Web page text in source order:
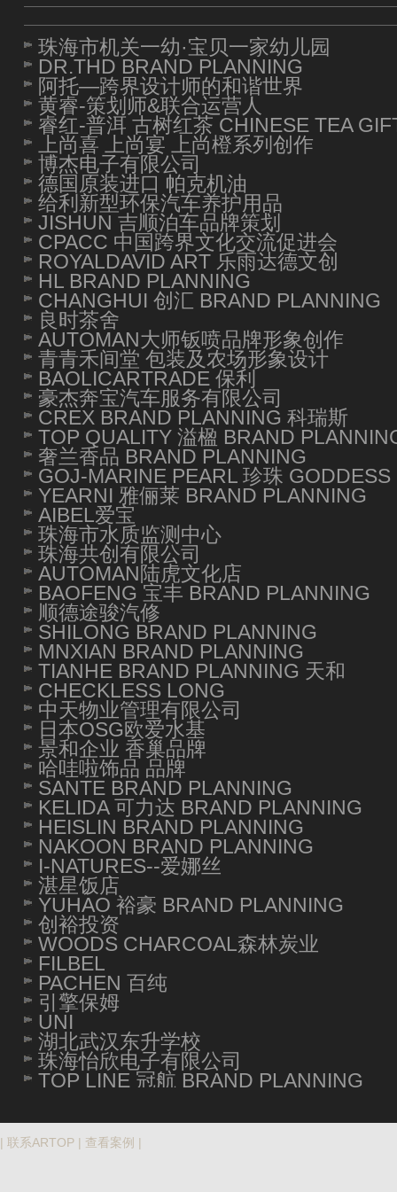
珠海市机关一幼·宝贝一家幼儿园
DR.THD BRAND PLANNING
阿托—跨界设计师的和谐世界
黄睿-策划师&联合运营人
睿红-普洱 古树红茶 CHINESE TEA
上尚喜 上尚宴 上尚橙系列创作
博杰电子有限公司
德国原装进口 帕克机油
给利新型环保汽车养护用品
JISHUN 吉顺泊车品牌策划
CPACC 中国跨界文化交流促进会
ROYALDAVID ART 乐雨达德文创
HL BRAND PLANNING
CHANGHUI 创汇 BRAND PLANNING
良时茶舍
AUTOMAN大师钣喷品牌形象创作
青青禾间堂 包装及农场形象设计
BAOLICARTRADE 保利
豪杰奔宝汽车服务有限公司
CREX BRAND PLANNING 科瑞斯
TOP QUALITY 溢楹 BRAND
奢兰香品 BRAND PLANNING
GOJ-MARINE PEARL 珍珠
YEARNI 雅俪莱 BRAND PLANNING
AIBEL爱宝
珠海市水质监测中心
珠海共创有限公司
AUTOMAN陆虎文化店
BAOFENG 宝丰 BRAND PLANNING
顺德途骏汽修
SHILONG BRAND PLANNING
MNXIAN BRAND PLANNING
TIANHE BRAND PLANNING 天和
CHECKLESS LONG
中天物业管理有限公司
日本OSG欧爱水基
景和企业 香巢品牌
哈哇啦饰品 品牌
SANTE BRAND PLANNING
KELIDA 可力达 BRAND PLANNING
HEISLIN BRAND PLANNING
NAKOON BRAND PLANNING
I-NATURES--爱娜丝
湛星饭店
YUHAO 裕豪 BRAND PLANNING
创裕投资
WOODS CHARCOAL森林炭业
FILBEL
PACHEN 百纯
引擎保姆
UNI
湖北武汉东升学校
珠海怡欣电子有限公司
TOP LINE 冠航 BRAND PLANNING
| 联系ARTOP | 查看案例 |